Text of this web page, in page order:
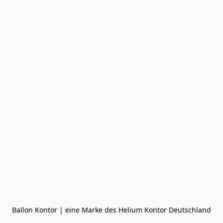
Ballon Kontor | eine Marke des Helium Kontor Deutschland